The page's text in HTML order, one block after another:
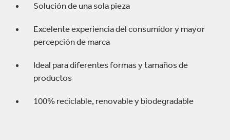
Solución de una sola pieza
Excelente experiencia del consumidor y mayor
percepción de marca
Ideal para diferentes formas y tamaños de
productos
100% reciclable, renovable y biodegradable